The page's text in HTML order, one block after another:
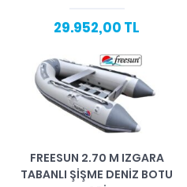
29.952,00 TL
FREESUN 2.70 M IZGARA
TABANLI ŞIŞME DENIZ BOTU